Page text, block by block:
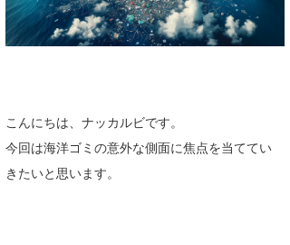
こんにちは、ナッカルビです。
今回は海洋ゴミの意外な側面に焦点を当ててい
きたいと思います。
大阪